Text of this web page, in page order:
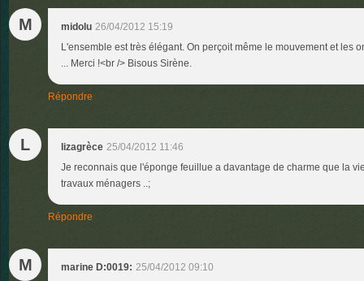
M midolu 26/04/2012 15:19
L'ensemble est très élégant. On perçoit même le mouvement et les
... Merci !<br /> Bisous Sirène.
Répondre
L lizagrèce 25/04/2012 11:46
Je reconnais que l'éponge feuillue a davantage de charme que la
travaux ménagers ..;
Répondre
M marine D:0019: 25/04/2012 09:10